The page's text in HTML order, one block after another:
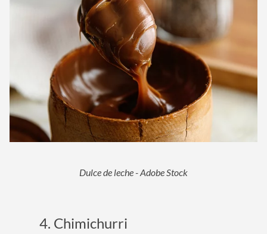
Dulce de leche - Adobe Stock
4. Chimichurri